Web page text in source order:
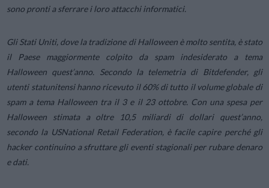
sono pronti a sferrare i loro attacchi informatici.
Gli Stati Uniti, dove la tradizione di Halloween è molto sentita, è stato
il Paese maggiormente colpito da spam indesiderato a tema
Halloween quest’anno. Secondo la telemetria di Bitdefender, gli
utenti statunitensi hanno ricevuto il 60% di tutto il volume globale di
spam a tema Halloween tra il 3 e il 23 ottobre. Con una spesa per
Halloween stimata a oltre 10,5 miliardi di dollari quest’anno,
secondo la USNational Retail Federation, è facile capire perché gli
hacker continuino a sfruttare gli eventi stagionali per rubare denaro
e dati.